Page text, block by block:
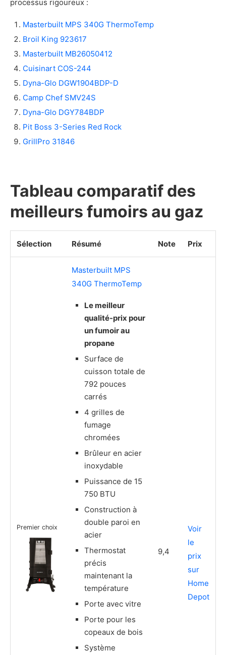
Quels sont les inconvénients des fumoirs au
en hiver?
Nos critères de choix pour acheter un fumoir au
gaz
La gestion de la température
Le prix
La durabilité
La robustesse
Nos sources
processus rigoureux :
Masterbuilt MPS 340G ThermoTemp
Broil King 923617
Masterbuilt MB26050412
Cuisinart COS-244
Dyna-Glo DGW1904BDP-D
Camp Chef SMV24S
Dyna-Glo DGY784BDP
Pit Boss 3-Series Red Rock
GrillPro 31846
Tableau comparatif des
meilleurs fumoirs au gaz
Sélection Résumé Note Prix
Premier choix
Masterbuilt MPS
340G ThermoTemp
Le meilleur
qualité-prix pour
un fumoir au
propane
Surface de
cuisson totale de
792 pouces
carrés
4 grilles de
fumage
chromées
Brûleur en acier
inoxydable
Puissance de 15
750 BTU
Construction à
double paroi en
acier
Thermostat
précis
maintenant la
température
Porte avec vitre
Porte pour les
copeaux de bois
Système
9,4
Voir
le
prix
sur
Home
Depot